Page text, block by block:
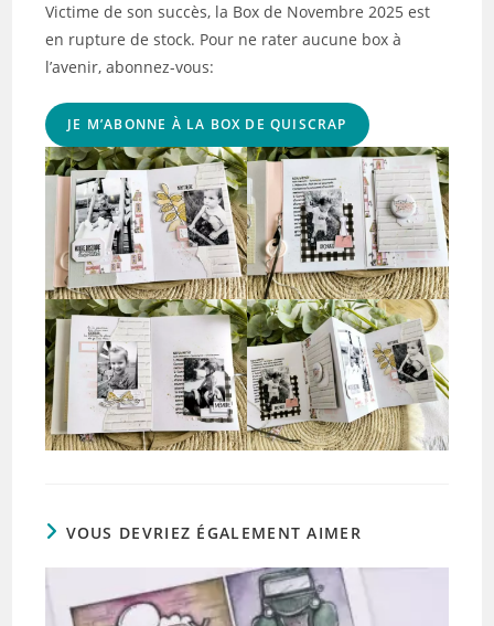
Victime de son succès, la Box de Novembre 2025 est
en rupture de stock. Pour ne rater aucune box à
l’avenir, abonnez-vous:
JE M’ABONNE À LA BOX DE QUISCRAP
VOUS DEVRIEZ ÉGALEMENT AIMER